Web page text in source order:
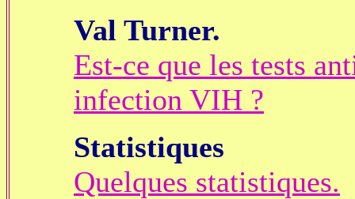
Val Turner.
Est-ce que les tests
infection VIH ?
Statistiques
Quelques statistiques.